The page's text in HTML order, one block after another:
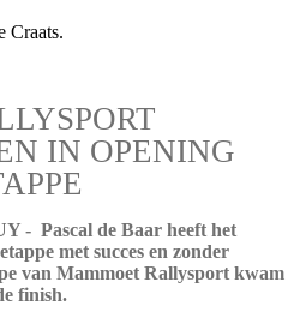
Craats.
IN OPENING
- Pascal de Baar heeft het
met succes en zonder
van Mammoet Rallysport kwam
finish.